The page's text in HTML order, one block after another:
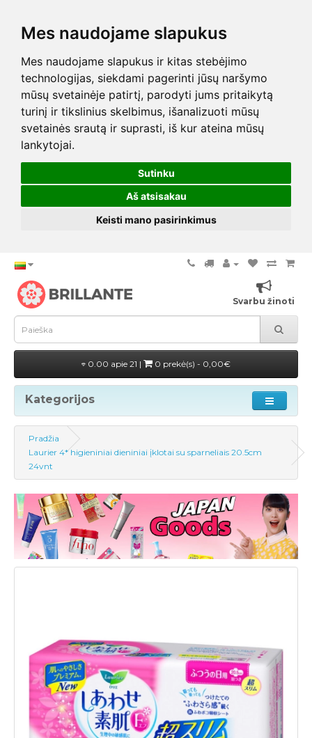
Mes naudojame slapukus
Mes naudojame slapukus ir kitas stebėjimo
technologijas, siekdami pagerinti jūsų naršymo
mūsų svetainėje patirtį, parodyti jums pritaikytą
turinį ir tikslinius skelbimus, išanalizuoti mūsų
svetainės srautą ir suprasti, iš kur ateina mūsų
lankytojai.
Sutinku
Aš atsisakau
Keisti mano pasirinkimus
Svarbu žinoti
0.00 apie 21 | 0 prekė(s) - 0,00€
Kategorijos
Pradžia
Laurier 4* higieniniai dieniniai įklotai su sparneliais 20.5cm
24vnt